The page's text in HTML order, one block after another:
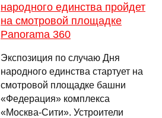
народного единства пройдет
на смотровой площадке
Panorama 360
Экспозиция по случаю Дня
народного единства стартует на
смотровой площадке башни
«Федерация» комплекса
«Москва-Сити». Устроители